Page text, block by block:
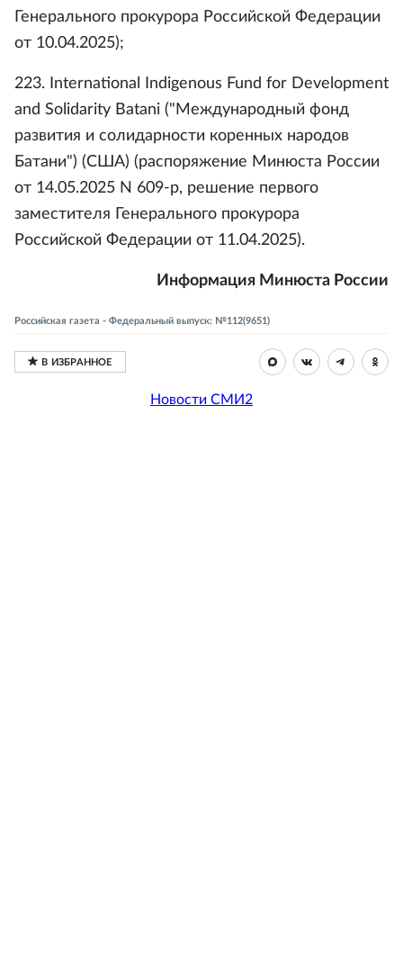
Генерального прокурора Российской Федерации
от 10.04.2025);
223. International Indigenous Fund for Development
and Solidarity Batani ("Международный фонд
развития и солидарности коренных народов
Батани") (США) (распоряжение Минюста России
от 14.05.2025 N 609-р, решение первого
заместителя Генерального прокурора
Российской Федерации от 11.04.2025).
Информация Минюста России
Российская газета - Федеральный выпуск: №112(9651)
Новости СМИ2